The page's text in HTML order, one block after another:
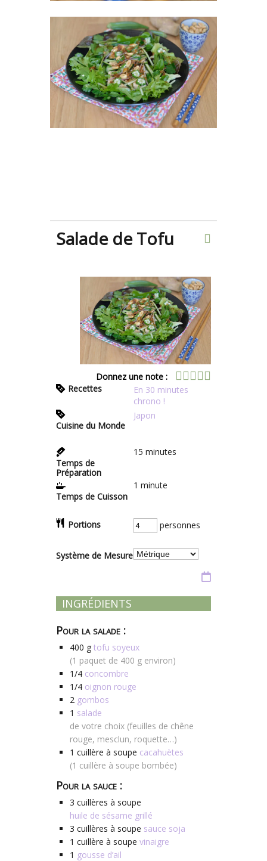
Salade de Tofu
Donnez une note :
Recettes
En 30 minutes
chrono !
Cuisine du Monde
Japon
Temps de
Préparation
15 minutes
Temps de Cuisson
1 minute
Portions personnes
Système de Mesure
INGRÉDIENTS
Pour la salade :
400 g tofu soyeux
(1 paquet de 400 g environ)
1/4 concombre
1/4 oignon rouge
2 gombos
1 salade
de votre choix (feuilles de chêne
rouge, mesclun, roquette…)
1 cuillère à soupe cacahuètes
(1 cuillère à soupe bombée)
Pour la sauce :
3 cuillères à soupe
huile de sésame grillé
3 cuillères à soupe sauce soja
1 cuillère à soupe vinaigre
1 gousse d’ail